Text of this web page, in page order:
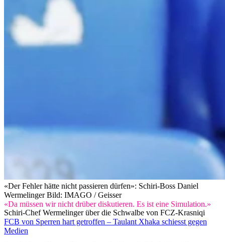
«Der Fehler hätte nicht passieren dürfen»: Schiri-Boss Daniel
WermelingerBild: IMAGO / Geisser
«Da müssen wir nicht drüber diskutieren. Es ist eine Simulation.»
Schiri-Chef Wermelinger über die Schwalbe von FCZ-Krasniqi
FCB von Sperren hart getroffen – Taulant Xhaka schiesst gegen
Medien